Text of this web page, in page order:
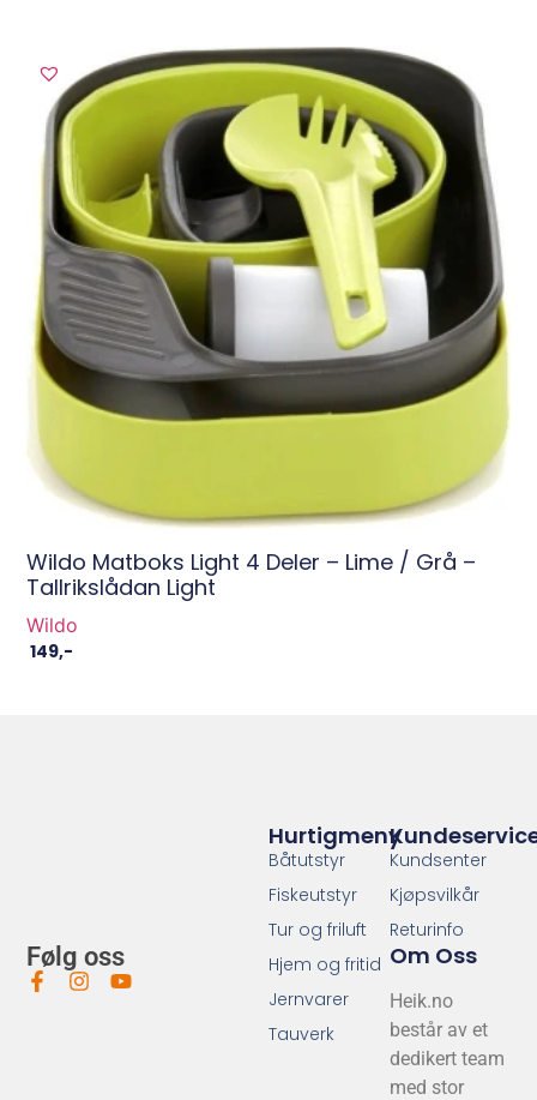
Wildo Matboks Light 4 Deler – Lime / Grå –
Tallrikslådan Light
Wildo
149,-
Følg oss
Kundsenter
Kjøpsvilkår
Returinfo
Om Oss
Heik.no
består av et
dedikert team
med stor
Hurtigmeny
Båtutstyr
Fiskeutstyr
Tur og friluft
Hjem og fritid
Jernvarer
Tauverk